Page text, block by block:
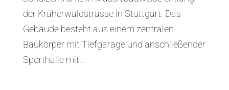
der Kräherwaldstrasse in Stuttgart. Das
Gebäude besteht aus einem zentralen
Baukörper mit Tiefgarage und anschließender
Sporthalle mit...